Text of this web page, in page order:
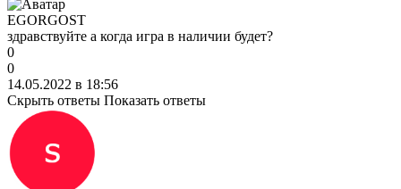
EGORGOST
здравствуйте а когда игра в наличии будет?
0
0
14.05.2022 в 18:56
Скрыть ответы Показать ответы